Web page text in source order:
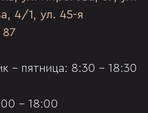
4/1, ул. 45-я
87
- пятница: 8:30 - 18:30
- 18:00